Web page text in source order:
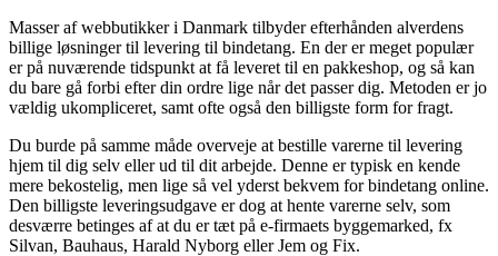
Masser af webbutikker i Danmark tilbyder efterhånden alverdens
billige løsninger til levering til bindetang. En der er meget populær
er på nuværende tidspunkt at få leveret til en pakkeshop, og så kan
du bare gå forbi efter din ordre lige når det passer dig. Metoden er jo
vældig ukompliceret, samt ofte også den billigste form for fragt.
Du burde på samme måde overveje at bestille varerne til levering
hjem til dig selv eller ud til dit arbejde. Denne er typisk en kende
mere bekostelig, men lige så vel yderst bekvem for bindetang online.
Den billigste leveringsudgave er dog at hente varerne selv, som
desværre betinges af at du er tæt på e-firmaets byggemarked, fx
Silvan, Bauhaus, Harald Nyborg eller Jem og Fix.